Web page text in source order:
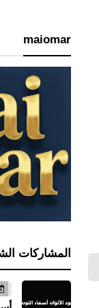
maiomar
المشاركات